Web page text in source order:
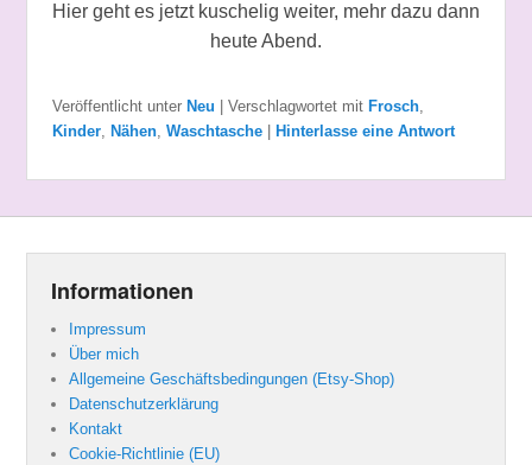
Hier geht es jetzt kuschelig weiter, mehr dazu dann
heute Abend.
Veröffentlicht unter Neu Verschlagwortet mit Frosch,
Kinder, Nähen, Waschtasche Hinterlasse eine Antwort
Informationen
Impressum
Über mich
Allgemeine Geschäftsbedingungen (Etsy-Shop)
Datenschutzerklärung
Kontakt
Cookie-Richtlinie (EU)